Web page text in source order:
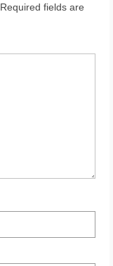
Required fields are